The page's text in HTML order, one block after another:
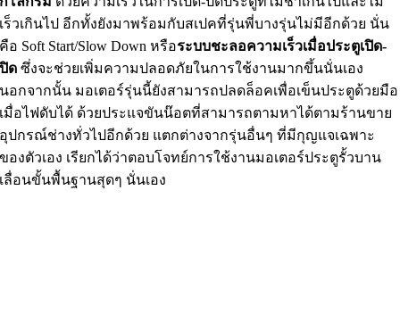
เร็วเกินไป อีกทั้งยังมาพร้อมกับสเปคที่รุ่นพี่บางรุ่นไม่มีอีกด้วย นั่น
คือ Soft Start/Slow Down หรือระบบชะลอความเร็วเมื่อประตูเปิด-
ปิด ซึ่งจะช่วยเพิ่มความปลอดภัยในการใช้งานมากขึ้นนั่นเอง
นอกจากนั้น มอเตอร์รุ่นนี้ยังสามารถปลดล็อคเพื่อเข็นประตูด้วยมือ
เมื่อไฟดับได้ ด้วยประแจขันน๊อตที่สามารถตามหาได้ตามร้านขาย
อุปกรณ์ช่างทั่วไปอีกด้วย แตกต่างจากรุ่นอื่นๆ ที่มีกุญแจเฉพาะ
ของตัวเอง เรียกได้ว่าตอบโจทย์การใช้งานมอเตอร์ประตูรั้วบาน
เลื่อนขั้นพื้นฐานสุดๆ นั่นเอง